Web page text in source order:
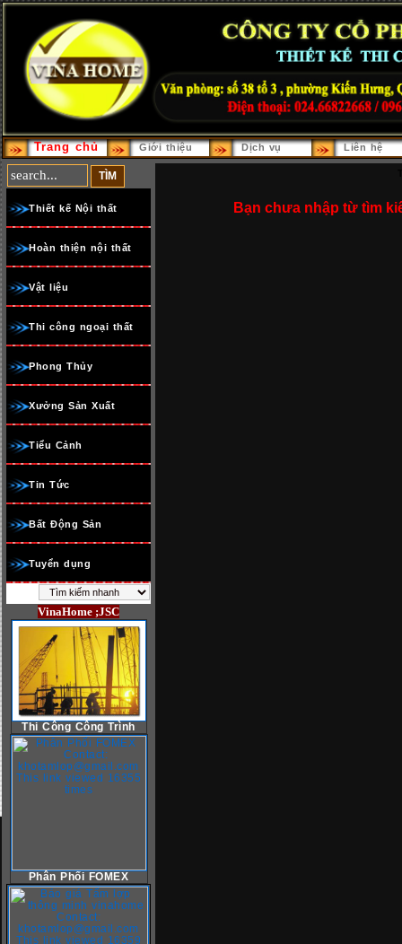
Trang chủ Giới thiệu Dịch vụ Liên hệ
Thiết kế Nội thất
Hoàn thiện nội thất
Vật liệu
Thi công ngoại thất
Phong Thủy
Xưởng Sản Xuất
Tiểu Cảnh
Tin Tức
Bất Động Sản
Tuyển dụng
VinaHome ;JSC
Thi Công Công Trình
Phân Phối FOMEX
Bạn chưa nhập từ tìm